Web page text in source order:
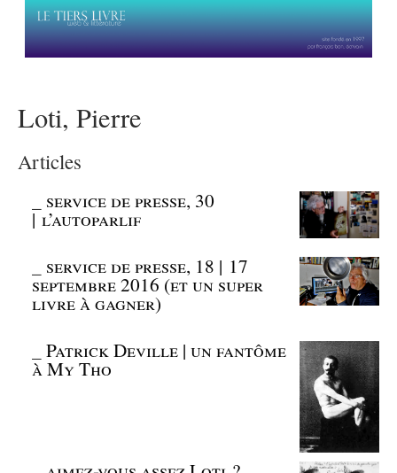
Loti, Pierre
Articles
service de presse, 30
| l’autoparlif
service de presse, 18 | 17
septembre 2016 (et un super
livre à gagner)
_Patrick Deville | un fantôme
à My Tho